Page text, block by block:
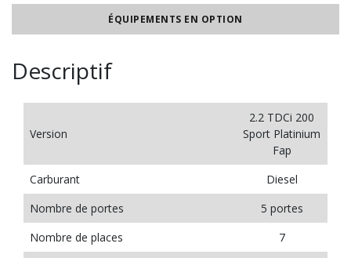
ÉQUIPEMENTS EN OPTION
Descriptif
Version
2.2 TDCi 200
Sport Platinium
Fap
Carburant
Diesel
Nombre de portes
5 portes
Nombre de places
7